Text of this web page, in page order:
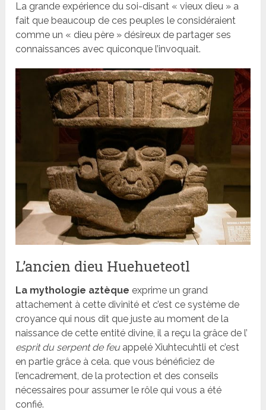
La grande expérience du soi-disant « vieux dieu » a
fait que beaucoup de ces peuples le considéraient
comme un « dieu père » désireux de partager ses
connaissances avec quiconque l’invoquait.
L’ancien dieu Huehueteotl
La mythologie aztèque exprime un grand
attachement à cette divinité et c’est ce système de
croyance qui nous dit que juste au moment de la
naissance de cette entité divine, il a reçu la grâce de l’
esprit du serpent de feu appelé Xiuhtecuhtli et c’est
en partie grâce à cela. que vous bénéficiez de
l’encadrement, de la protection et des conseils
nécessaires pour assumer le rôle qui vous a été
confié.